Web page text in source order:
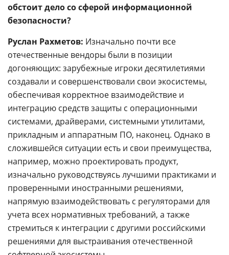
обстоит дело со сферой информационной
безопасности?
Руслан Рахметов: Изначально почти все
отечественные вендоры были в позиции
догоняющих: зарубежные игроки десятилетиями
создавали и совершенствовали свои экосистемы,
обеспечивая корректное взаимодействие и
интеграцию средств защиты с операционными
системами, драйверами, системными утилитами,
прикладным и аппаратным ПО, наконец. Однако в
сложившейся ситуации есть и свои преимущества,
например, можно проектировать продукт,
изначально руководствуясь лучшими практиками и
проверенными иностранными решениями,
напрямую взаимодействовать с регуляторами для
учета всех нормативных требований, а также
стремиться к интеграции с другими российскими
решениями для выстраивания отечественной